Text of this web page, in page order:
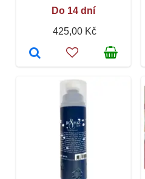
Do 14 dní
425,00 Kč